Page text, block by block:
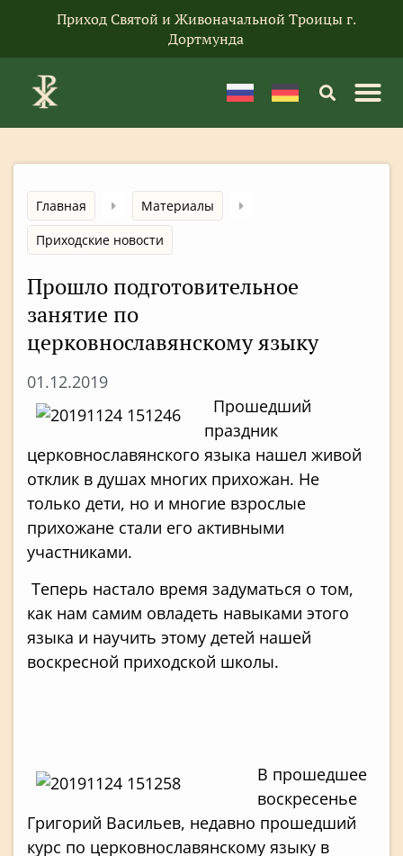
Приход Святой и Живоначальной Троицы г.
Дортмунда
Главная
Материалы
Приходские новости
Прошло подготовительное
занятие по
церковнославянскому языку
01.12.2019
Прошедший
праздник
церковнославянского языка нашел живой
отклик в душах многих прихожан. Не
только дети, но и многие взрослые
прихожане стали его активными
участниками.
Теперь настало время задуматься о том,
как нам самим овладеть навыками этого
языка и научить этому детей нашей
воскресной приходской школы.
В прошедшее
воскресенье
Григорий Васильев, недавно прошедший
курс по церковнославянскому языку в